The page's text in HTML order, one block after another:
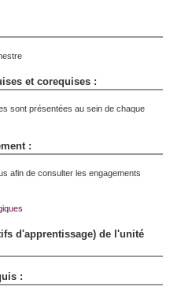
et corequises :
sont présentées au sein de chaque
:
afin de consulter les engagements
d'apprentissage) de l'unité
: